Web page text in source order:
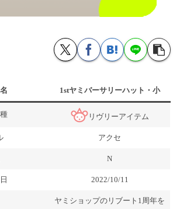
1stヤミバーサリーハット・小
リヴリーアイテム
アクセ
N
2022/10/11
ヤミショップのリブート1周年を